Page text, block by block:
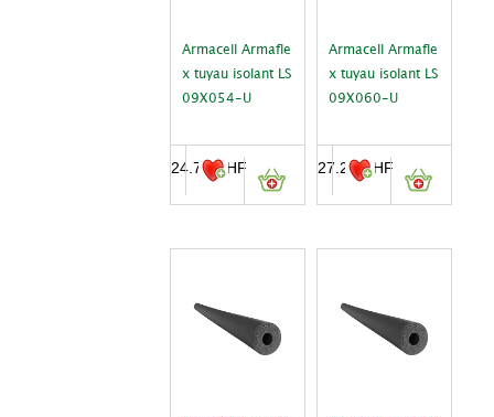
Armacell Armafle
x tuyau isolant LS
09X054-U
24.70CHF
Armacell Armafle
x tuyau isolant LS
09X060-U
27.20CHF